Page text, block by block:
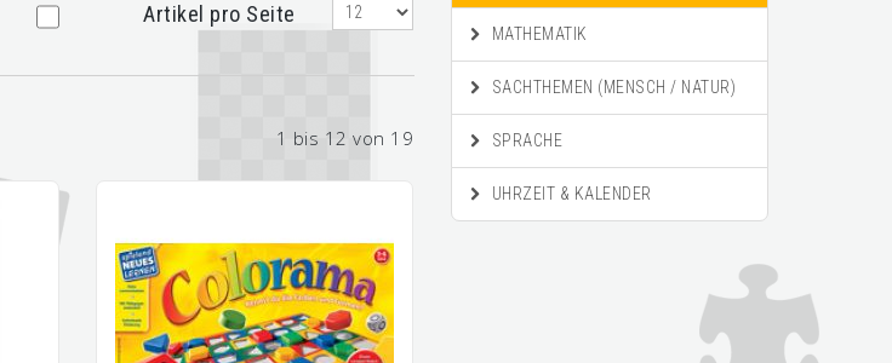
Artikel pro Seite
1 bis 12 von 19
MATHEMATIK
SACHTHEMEN (MENSCH / NATUR)
SPRACHE
UHRZEIT & KALENDER